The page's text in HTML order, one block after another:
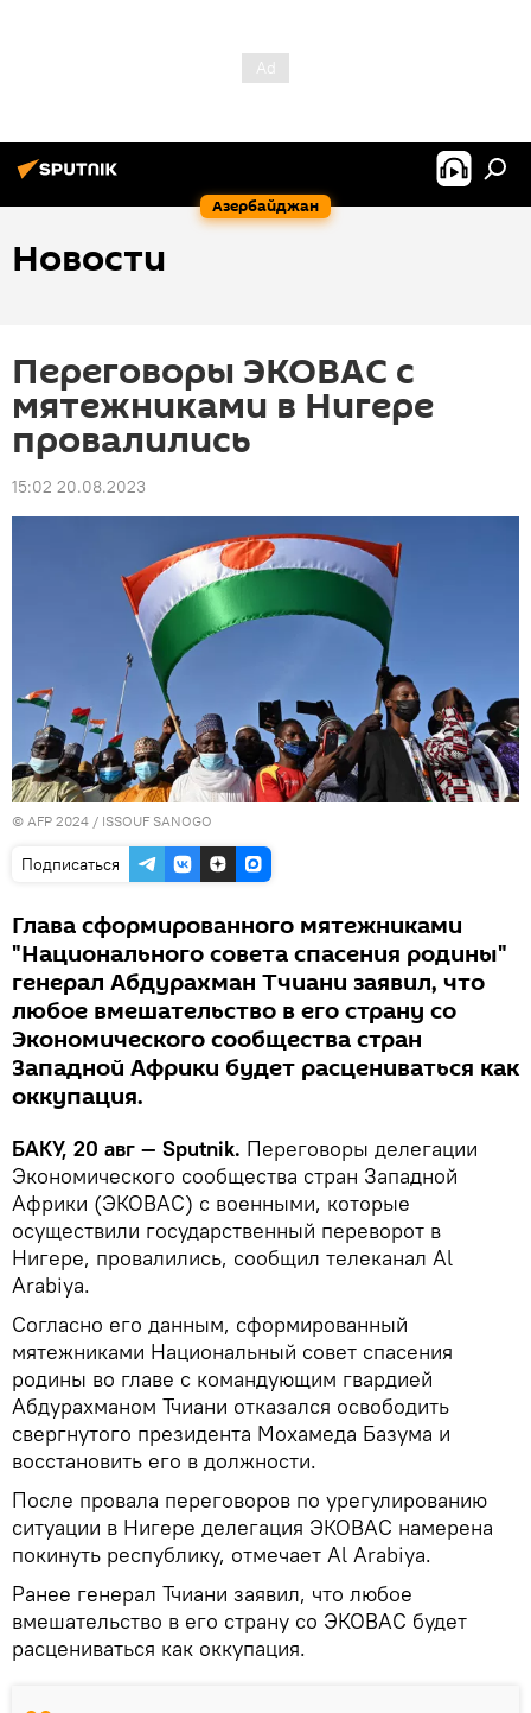
Азербайджан
Новости
Переговоры ЭКОВАС с
мятежниками в Нигере
провалились
15:02 20.08.2023
© AFP 2024 / ISSOUF SANOGO
Подписаться
Глава сформированного мятежниками
"Национального совета спасения родины"
генерал Абдурахман Тчиани заявил, что
любое вмешательство в его страну со
Экономического сообщества стран
Западной Африки будет расцениваться как
оккупация.
БАКУ, 20 авг — Sputnik. Переговоры делегации
Экономического сообщества стран Западной
Африки (ЭКОВАС) с военными, которые
осуществили государственный переворот в
Нигере, провалились, сообщил телеканал Al
Arabiya.
Согласно его данным, сформированный
мятежниками Национальный совет спасения
родины во главе с командующим гвардией
Абдурахманом Тчиани отказался освободить
свергнутого президента Мохамеда Базума и
восстановить его в должности.
После провала переговоров по урегулированию
ситуации в Нигере делегация ЭКОВАС намерена
покинуть республику, отмечает Al Arabiya.
Ранее генерал Тчиани заявил, что любое
вмешательство в его страну со ЭКОВАС будет
расцениваться как оккупация.